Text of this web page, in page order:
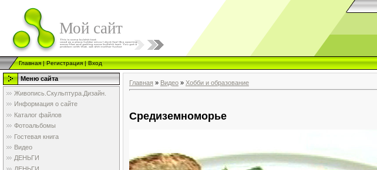
Мой сайт
Главная|Регистрация|Вход
Меню сайта
Живопись.Скульптура.Дизайн.
Информация о сайте
Каталог файлов
Фотоальбомы
Гостевая книга
Видео
ДЕНЬГИ
Главная » Видео » Хобби и образование
Средиземноморье